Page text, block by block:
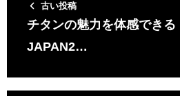
古い投稿
チタンの魅力を体感でき
JAPAN2…